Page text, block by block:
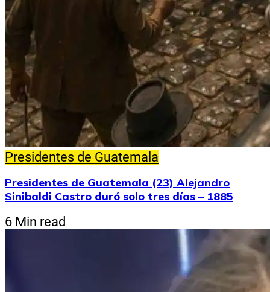
Presidentes de Guatemala
Presidentes de Guatemala (23) Alejandro
Sinibaldi Castro duró solo tres días – 1885
6 Min read